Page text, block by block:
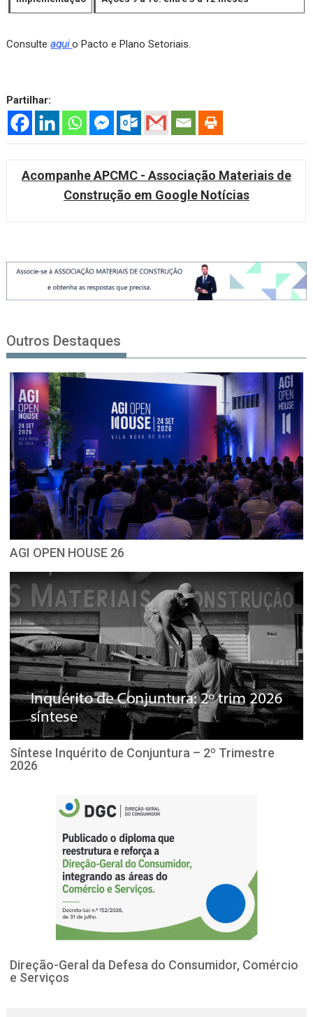
Consulteaqui o Pacto e Plano Setoriais.
Partilhar:
Acompanhe APCMC - Associação Materiais de
Construção em Google Notícias
Outros Destaques
AGI OPEN HOUSE 26
Síntese Inquérito de Conjuntura – 2º Trimestre
2026
Direção-Geral da Defesa do Consumidor, Comércio
e Serviços